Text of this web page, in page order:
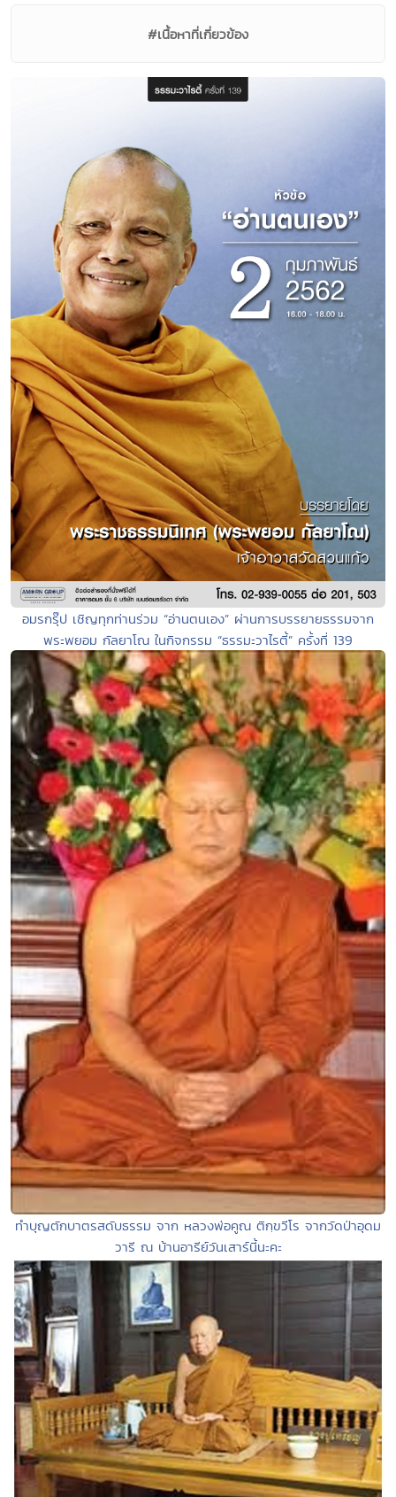
#เนื้อหาที่เกี่ยวข้อง
อมรกรุ๊ป เชิญทุกท่านร่วม “อ่านตนเอง” ผ่านการบรรยายธรรมจาก
พระพยอม กัลยาโณ ในกิจกรรม “ธรรมะวาไรตี้” ครั้งที่ 139
ทำบุญตักบาตรสดับธรรม จาก หลวงพ่อคูณ ติกฺขวีโร จากวัดป่าอุดม
วารี ณ บ้านอารีย์วันเสาร์นี้นะคะ